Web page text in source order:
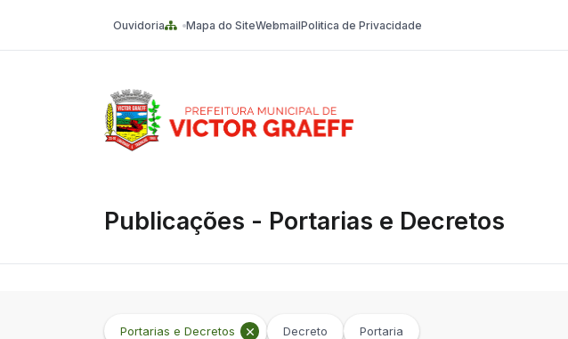
Ouvidoria Mapa do SiteWebmailPolitica de Privacidade
Publicações - Portarias e Decretos
Portarias e Decretos Decreto Portaria